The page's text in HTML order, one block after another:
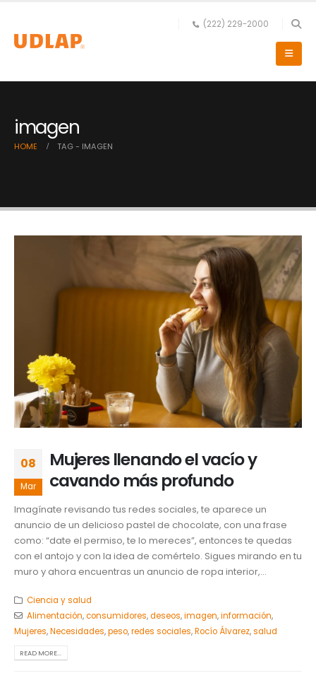
(222) 229-2000
imagen
HOME TAG - IMAGEN
08
Mar
Mujeres llenando el vacío y
cavando más profundo
Imagínate revisando tus redes sociales, te aparece un
anuncio de un delicioso pastel de chocolate, con una frase
como: “date el permiso, te lo mereces”, entonces te quedas
con el antojo y con la idea de comértelo. Sigues mirando en tu
muro y ahora encuentras un anuncio de ropa interior,...
Ciencia y salud
Alimentación,consumidores,deseos,imagen,información,
Mujeres,Necesidades,peso,redes sociales,Rocío Álvarez,salud
READ MORE...